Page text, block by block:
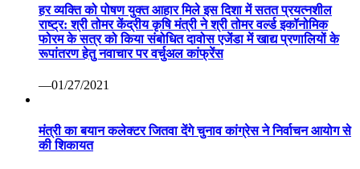
हर व्यक्ति को पोषण युक्त आहार मिले इस दिशा में सतत प्रयत्नशील
राष्ट्र: श्री तोमर केंद्रीय कृषि मंत्री ने श्री तोमर वर्ल्ड इकॉनोमिक
फोरम के सत्र को किया संबोधित दावोस एजेंडा में खाद्य प्रणालियों के
रूपांतरण हेतु नवाचार पर वर्चुअल कांफ्रेंस
—01/27/2021
मंत्री का बयान कलेक्टर जितवा देंगे चुनाव कांग्रेस ने निर्वाचन आयोग से
की शिकायत